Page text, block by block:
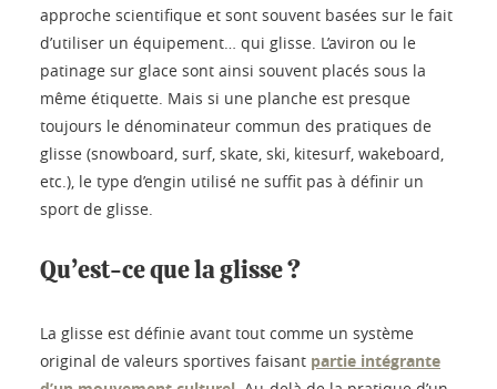
approche scientifique et sont souvent basées sur le fait
d’utiliser un équipement… qui glisse. L’aviron ou le
patinage sur glace sont ainsi souvent placés sous la
même étiquette. Mais si une planche est presque
toujours le dénominateur commun des pratiques de
glisse (snowboard, surf, skate, ski, kitesurf, wakeboard,
etc.), le type d’engin utilisé ne suffit pas à définir un
sport de glisse.
Qu’est-ce que la glisse ?
La glisse est définie avant tout comme un système
original de valeurs sportives faisant partie intégrante